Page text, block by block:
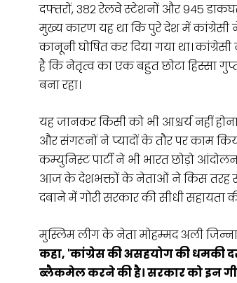
दफ्तरों, ३८२ रेलवे स्टेशनों और ९४५
मुख्य कारण यह था कि पुरे देश में कांग्रेसी
कानूनी घोषित कर दिया गया था।
है कि नेतृत्व का एक बहुत छोटा हिस्सा
बना रहा।
यह जानकर किसी को भी आश्चर्य नहीं
और संगठनों ने प्यादों के तौर पर काम
कम्युनिस्ट पार्टी ने भी भारत छोड़ो
आज के देशभक्तों के नेताओं ने किस तरह
दबाने में गोरी सरकार की सीधी सहायता
मुस्लिम लीग के नेता मोहम्मद अली
कहा, 'कांग्रेस की असहयोग की धमकी
ब्लैकमेल करने की है। सरकार को इन